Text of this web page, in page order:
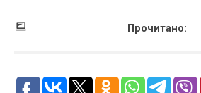
Прочитано: